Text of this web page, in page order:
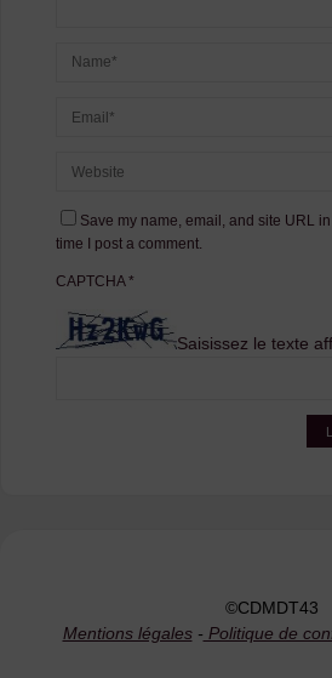
Save my name, email, and site URL
time I post a comment.
CAPTCHA*
Saisissez le texte
©CDMDT43
Mentions légales- Politique de